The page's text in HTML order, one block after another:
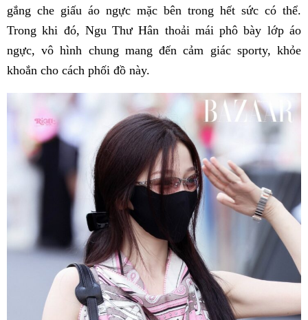
gắng che giấu áo ngực mặc bên trong hết sức có thể.
Trong khi đó, Ngu Thư Hân thoải mái phô bày lớp áo
ngực, vô hình chung mang đến cảm giác sporty, khỏe
khoắn cho cách phối đồ này.